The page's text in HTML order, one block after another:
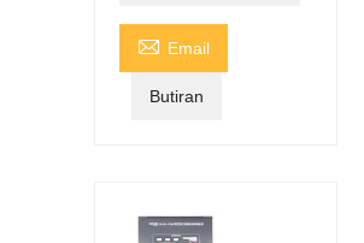
 Email
Butiran